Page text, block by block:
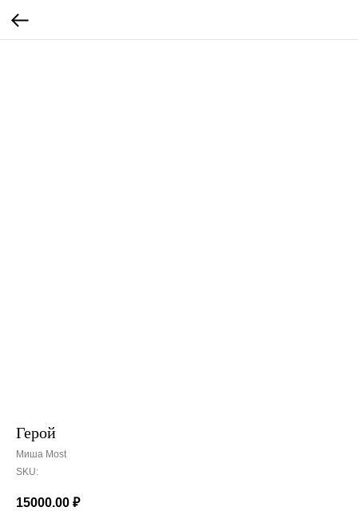
Герой
Миша Most
SKU:
15000.00 ₽